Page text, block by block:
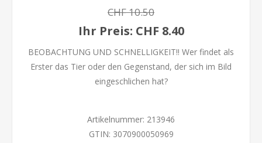
CHF 10.50
Ihr Preis: CHF 8.40
BEOBACHTUNG UND SCHNELLIGKEIT!! Wer findet als
Erster das Tier oder den Gegenstand, der sich im Bild
eingeschlichen hat?
Artikelnummer: 213946
GTIN: 3070900050969